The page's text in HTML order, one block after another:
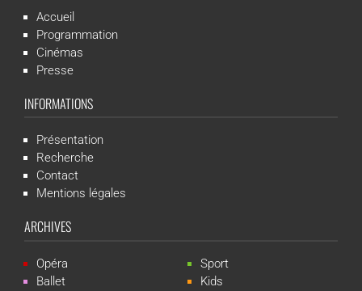
Accueil
Programmation
Cinémas
Presse
INFORMATIONS
Présentation
Recherche
Contact
Mentions légales
ARCHIVES
Opéra
Ballet
Sport
Kids